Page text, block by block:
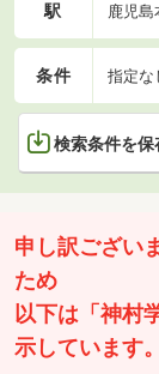
駅 鹿児
条件 指定な
検索条件を保
申し訳ござい
ため
以下は「神村
示しています。